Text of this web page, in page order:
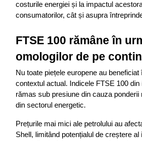
costurile energiei și la impactul
consumatorilor, cât și asupra
FTSE 100 rămâne în
omologilor de pe
Nu toate piețele europene au
contextul actual. Indicele FTSE 100 din
rămas sub presiune din cauza ponderii
din sectorul energetic.
Prețurile mai mici ale petrolului au
Shell, limitând potențialul de creștere